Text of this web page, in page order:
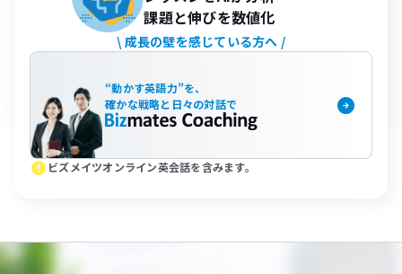
課題と伸びを数値化
\ 成長の壁を感じている方へ /
“動かす英語力”を、
確かな戦略と 日々の対話で
error ビズメイツオンライン英会話を含みます。